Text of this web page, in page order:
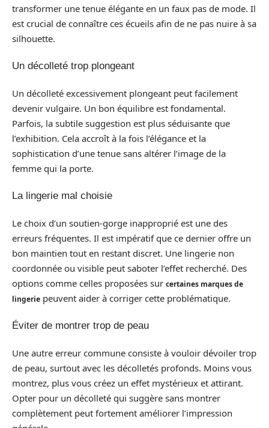
transformer une tenue élégante en un faux pas de mode. Il
est crucial de connaître ces écueils afin de ne pas nuire à sa
silhouette.
Un décolleté trop plongeant
Un décolleté excessivement plongeant peut facilement
devenir vulgaire. Un bon équilibre est fondamental.
Parfois, la subtile suggestion est plus séduisante que
l’exhibition. Cela accroît à la fois l’élégance et la
sophistication d’une tenue sans altérer l’image de la
femme qui la porte.
La lingerie mal choisie
Le choix d’un soutien-gorge inapproprié est une des
erreurs fréquentes. Il est impératif que ce dernier offre un
bon maintien tout en restant discret. Une lingerie non
coordonnée ou visible peut saboter l’effet recherché. Des
options comme celles proposées sur certaines marques de
lingerie peuvent aider à corriger cette problématique.
Éviter de montrer trop de peau
Une autre erreur commune consiste à vouloir dévoiler trop
de peau, surtout avec les décolletés profonds. Moins vous
montrez, plus vous créez un effet mystérieux et attirant.
Opter pour un décolleté qui suggère sans montrer
complètement peut fortement améliorer l’impression